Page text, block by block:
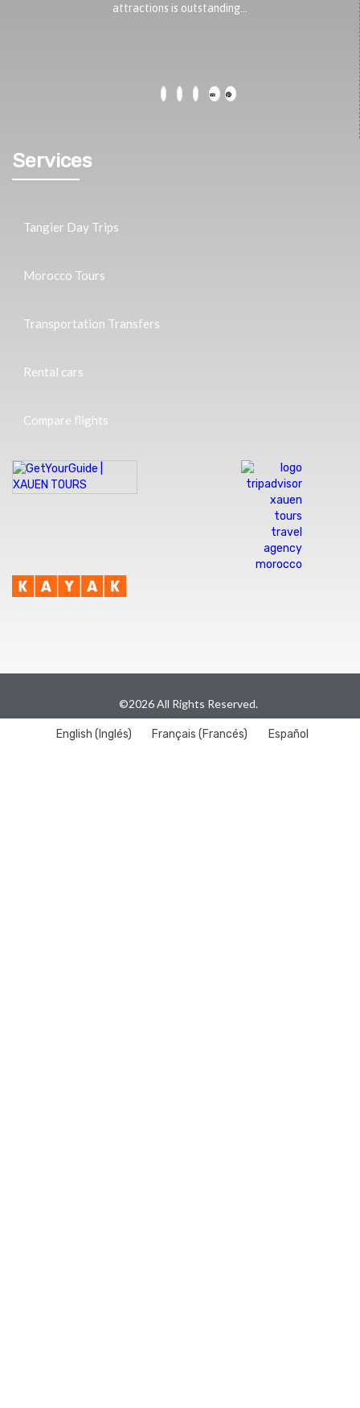
attractions is outstanding…
Services
Tangier Day Trips
Morocco Tours
Transportation Transfers
Rental cars
Compare flights
©2026 All Rights Reserved.
English ( Inglés) Français (Francés) Español